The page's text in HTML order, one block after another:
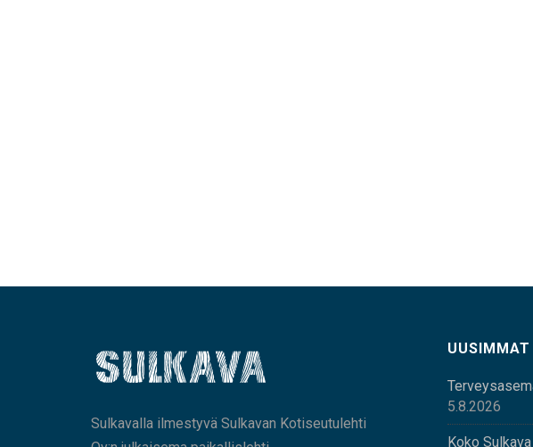
Sulkavalla ilmestyvä Sulkavan Kotiseutulehti
UUSIMMAT
5.8.2026
Koko